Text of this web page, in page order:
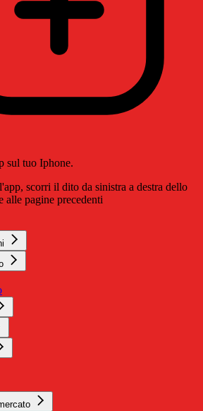
sul tuo Iphone.
scorri il dito da sinistra a destra dello
alle pagine precedenti